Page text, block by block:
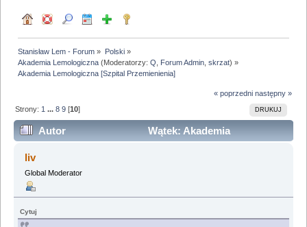
Stanisław Lem - Forum » Polski»
Akademia Lemologiczna (Moderatorzy:Q Forum Admin ,skrzat) »
Akademia Lemologiczna [Szpital Przemienienia]
« poprzedni następny »
DRUKUJ
Strony: 1 ...8 9 [10]
Autor
Wątek: Akademia
Lemologiczna [Szpital Przemienienia] (Przeczytany
570525 razy)
liv
Global Moderator
Cytuj